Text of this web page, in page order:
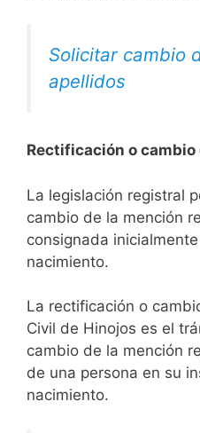
Solicitar cambio
apellidos
Rectificación o cambio
La legislación registral
cambio de la mención
consignada
nacimiento.
La rectificación o
Civil de Hinojos es el
cambio de la mención
de una persona en su
nacimiento.